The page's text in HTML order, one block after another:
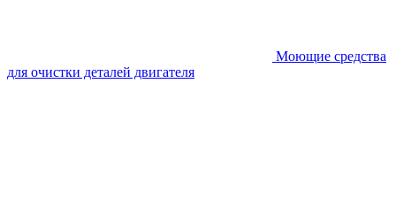
Моющие средства
для очистки деталей двигателя